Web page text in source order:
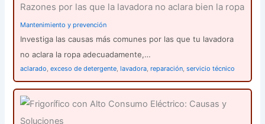
Razones por las que la lavadora no aclara bien la ropa
Mantenimiento y prevención
Investiga las causas más comunes por las que tu lavadora
no aclara la ropa adecuadamente,…
aclarado ,exceso de detergente ,lavadora ,reparación ,servicio técnico